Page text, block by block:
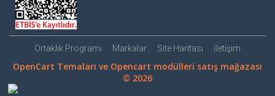
Ortaklık Programı Markalar Site Haritası İletişim
OpenCart Temaları ve Opencart modülleri satış mağazası
© 2026